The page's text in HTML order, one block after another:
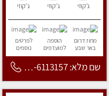
ג’קוזי ג’קוזי ג’קוזי
מחוז דרום
באר שבע
הוספה
למועדפים
לפרטים
נוספים
שם מלא: 053-6113157